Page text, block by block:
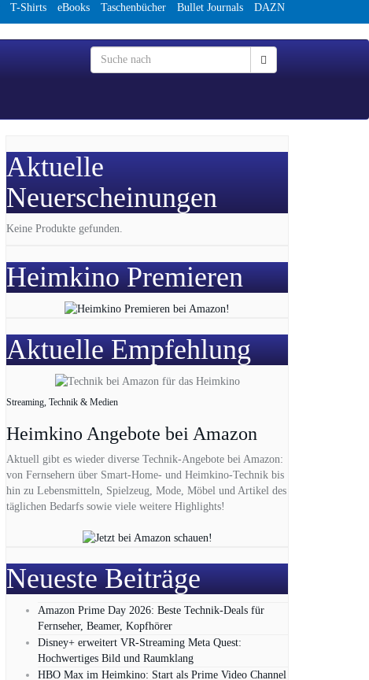
T-Shirts eBooks Taschenbücher Bullet Journals DAZN
Aktuelle
Neuerscheinungen
Keine Produkte gefunden.
Heimkino Premieren
Aktuelle Empfehlung
Streaming, Technik & Medien
Heimkino Angebote bei Amazon
Aktuell gibt es wieder diverse Technik-Angebote bei Amazon:
von Fernsehern über Smart-Home- und Heimkino-Technik bis
hin zu Lebensmitteln, Spielzeug, Mode, Möbel und Artikel des
täglichen Bedarfs sowie viele weitere Highlights!
Neueste Beiträge
Amazon Prime Day 2026: Beste Technik-Deals für
Fernseher, Beamer, Kopfhörer
Disney+ erweitert VR‑Streaming Meta Quest:
Hochwertiges Bild und Raumklang
HBO Max im Heimkino: Start als Prime Video Channel